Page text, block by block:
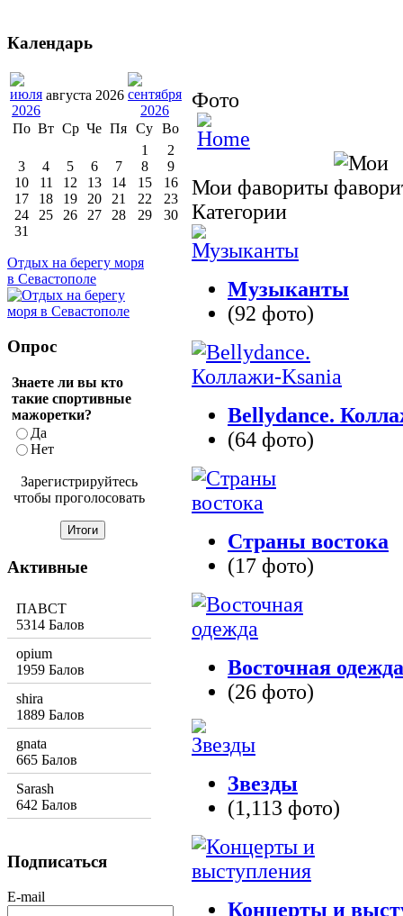
Фото
Мои фавориты
Категории
Музыканты
(92 фото)
Bellydance.
(64 фото)
Страны востока
(17 фото)
Восточная одежда
(26 фото)
Звезды
(1,113 фото)
Концерты и
Календарь
августа 2026
По Вт Ср Че Пя Су Во
1
2
3
4 5 6 7 8
9
10
11 12 13 14 15
16
17
18 19 20 21 22
23
24
25 26 27 28 29
30
31
Отдых на берегу моря
в Севастополе
Опрос
Знаете ли вы кто
такие спортивные
мажоретки?
Да
Нет
Зарегистрируйтесь
чтобы проголосовать
Активные
ПАВСТ
5314 Балов
opium
1959 Балов
shira
1889 Балов
gnata
665 Балов
Sarash
642 Балов
Подписаться
E-mail